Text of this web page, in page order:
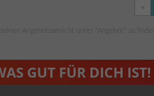
«
Angebotsansicht unter "Angebot" zu finden.
GUT FÜR DICH IST!